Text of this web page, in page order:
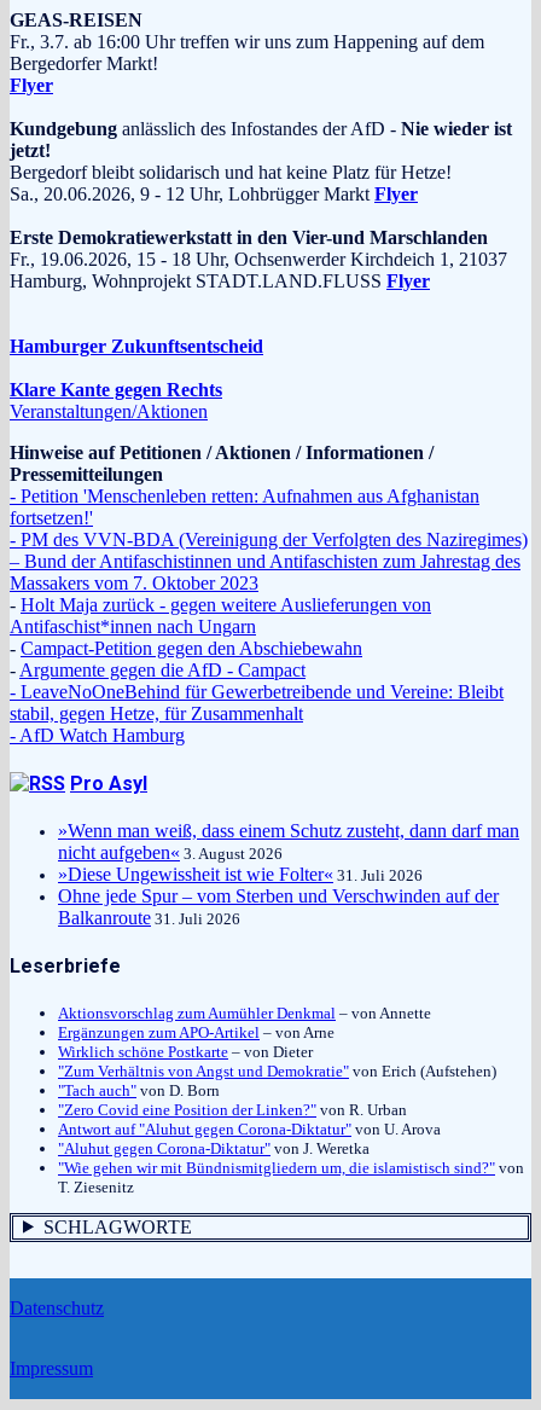
GEAS-REISEN
Fr., 3.7. ab 16:00 Uhr treffen wir uns zum Happening auf dem
Bergedorfer Markt!
Flyer
Kundgebung anlässlich des Infostandes der AfD - Nie wieder ist
jetzt!
Bergedorf bleibt solidarisch und hat keine Platz für Hetze!
Sa., 20.06.2026, 9 - 12 Uhr, Lohbrügger Markt Flyer
Erste Demokratiewerkstatt in den Vier-und Marschlanden
Fr., 19.06.2026, 15 - 18 Uhr, Ochsenwerder Kirchdeich 1, 21037
Hamburg, Wohnprojekt STADT.LAND.FLUSS Flyer
Hamburger Zukunftsentscheid
Klare Kante gegen Rechts
Veranstaltungen/Aktionen
Hinweise auf Petitionen / Aktionen / Informationen /
Pressemitteilungen
- Petition 'Menschenleben retten: Aufnahmen aus Afghanistan
fortsetzen!'
- PM des VVN-BDA (Vereinigung der Verfolgten des Naziregimes)
– Bund der Antifaschistinnen und Antifaschisten zum Jahrestag des
Massakers vom 7. Oktober 2023
- Holt Maja zurück - gegen weitere Auslieferungen von
Antifaschist*innen nach Ungarn
- Campact-Petition gegen den Abschiebewahn
- Argumente gegen die AfD - Campact
- LeaveNoOneBehind für Gewerbetreibende und Vereine: Bleibt
stabil, gegen Hetze, für Zusammenhalt
- AfD Watch Hamburg
Pro Asyl
»Wenn man weiß, dass einem Schutz zusteht, dann darf man
nicht aufgeben« 3. August 2026
»Diese Ungewissheit ist wie Folter« 31. Juli 2026
Ohne jede Spur – vom Sterben und Verschwinden auf der
Balkanroute 31. Juli 2026
Leserbriefe
Aktionsvorschlag zum Aumühler Denkmal – von Annette
Ergänzungen zum APO-Artikel – von Arne
Wirklich schöne Postkarte – von Dieter
"Zum Verhältnis von Angst und Demokratie" von Erich (Aufstehen)
"Tach auch" von D. Born
"Zero Covid eine Position der Linken?" von R. Urban
Antwort auf "Aluhut gegen Corona-Diktatur" von U. Arova
"Aluhut gegen Corona-Diktatur" von J. Weretka
"Wie gehen wir mit Bündnismitgliedern um, die islamistisch sind?" von
T. Ziesenitz
SCHLAGWORTE
Datenschutz
Impressum